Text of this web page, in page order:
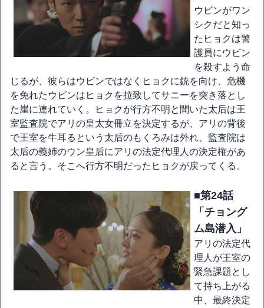
ウビンがワン
シクだと知っ
たヒョクは警
護員にウビン
を殺すよう命
じるが、彼らはウビンではなくヒョクに銃を向け、危機
を免れたウビンはヒョクを拉致してサニーを突き落とし
た崖に連れていく。ヒョクが行方不明と聞いた太后は王
室監査院でアリの皇太女冊立を決定するが、アリの背後
で王室を牛耳るという太后のもくろみは外れ、監査院は
太后の義姉のウン皇后にアリの法定代理人の決定権があ
ると言う。そこへ行方不明だったヒョクが戻ってくる。
■第24話
「チョング
ム島潜入」
アリの法定代
理人が王室の
緊急課題とし
て持ち上がる
中、最終決定